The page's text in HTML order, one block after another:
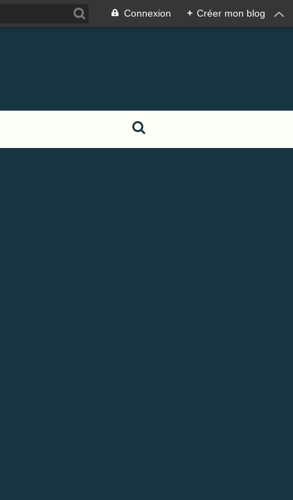
Connexion + Créer mon blog